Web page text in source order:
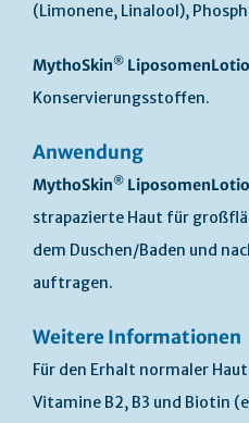
(Limonene, Linalool),
MythoSkin®
Konservierungsstoffen.
Anwendung
MythoSkin®
strapazierte Haut für
dem Duschen/Baden und
auftragen.
Weitere Informationen
Für den Erhalt normaler
Vitamine B2, B3 und Biotin